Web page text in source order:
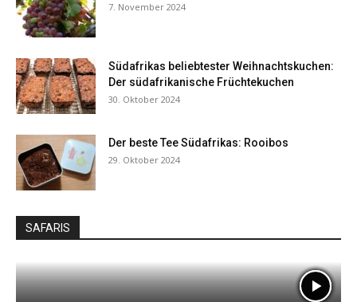
7. November 2024
Südafrikas beliebtester Weihnachtskuchen:
Der südafrikanische Früchtekuchen
30. Oktober 2024
Der beste Tee Südafrikas: Rooibos
29. Oktober 2024
SAFARIS